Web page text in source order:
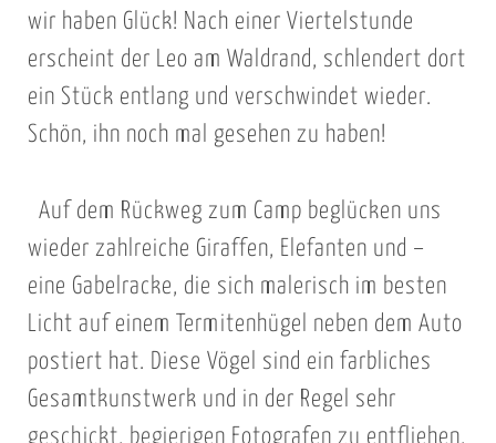
wir haben Glück! Nach einer Viertelstunde
erscheint der Leo am Waldrand, schlendert dort
ein Stück entlang und verschwindet wieder.
Schön, ihn noch mal gesehen zu haben!
Auf dem Rückweg zum Camp beglücken uns
wieder zahlreiche Giraffen, Elefanten und –
eine Gabelracke, die sich malerisch im besten
Licht auf einem Termitenhügel neben dem Auto
postiert hat. Diese Vögel sind ein farbliches
Gesamtkunstwerk und in der Regel sehr
geschickt, begierigen Fotografen zu entfliehen,